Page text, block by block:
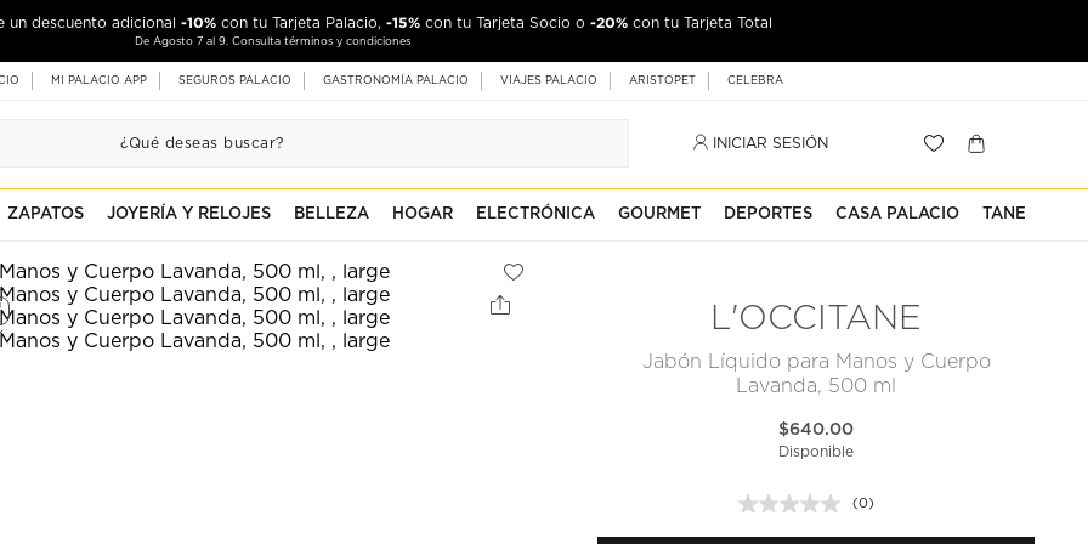
un descuento adicional -10% con tu Tarjeta Palacio, -15% con tu Tarjeta Socio o -20% con tu Tarjeta Total
De Agosto 7 al 9. Consulta términos y condiciones
MI PALACIO APP SEGUROS PALACIO GASTRONOMÍA PALACIO VIAJES PALACIO ARISTOPET CELEBRA
INICIAR SESIÓN
ZAPATOS JOYERÍA Y RELOJES BELLEZA HOGAR ELECTRÓNICA GOURMET DEPORTES CASA PALACIO TANE
L'OCCITANE
Jabón Líquido para Manos y Cuerpo
Lavanda, 500 ml
$640.00
Disponible
Sin
puntuación.
(0)